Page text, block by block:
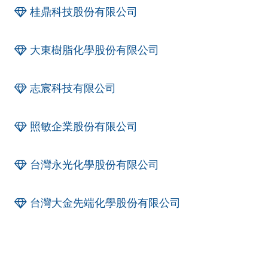
桂鼎科技股份有限公司
大東樹脂化學股份有限公司
志宸科技有限公司
照敏企業股份有限公司
台灣永光化學股份有限公司
台灣大金先端化學股份有限公司